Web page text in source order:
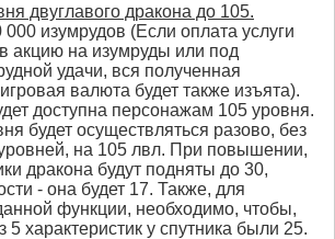
двуглавого дракона до 105.
изумрудов (Если оплата услуги
акцию на изумруды или под
удачи, вся полученная
валюта будет также изъята).
доступна персонажам 105 уровня.
будет осуществляться разово, без
на 105 лвл. При повышении,
дракона будут подняты до 30,
- она будет 17. Также, для
функции, необходимо, чтобы,
5 характеристик у спутника были 25.